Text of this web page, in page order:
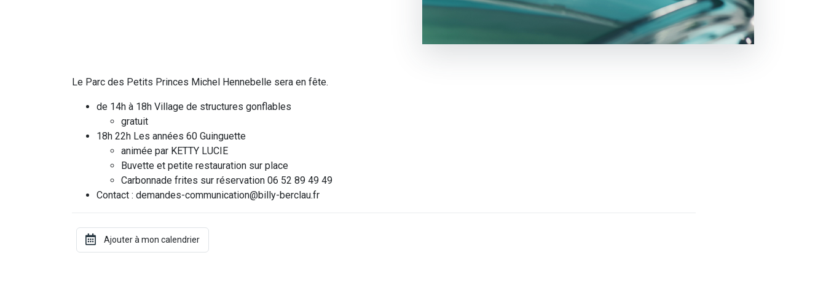
Le Parc des Petits Princes Michel Hennebelle sera en fête.
de 14h à 18h Village de structures gonflables
gratuit
18h 22h Les années 60 Guinguette
animée par KETTY LUCIE
Buvette et petite restauration sur place
Carbonnade frites sur réservation 06 52 89 49 49
Contact : demandes-communication@billy-berclau.fr